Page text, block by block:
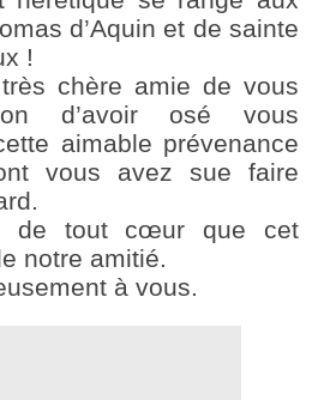
d’Aquin et de sainte
!
chère amie de vous
d’avoir osé vous
aimable prévenance
vous avez sue faire
de tout cœur que cet
notre amitié.
à vous.